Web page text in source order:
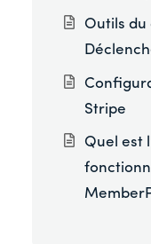
Outils
Stripe
Quel est